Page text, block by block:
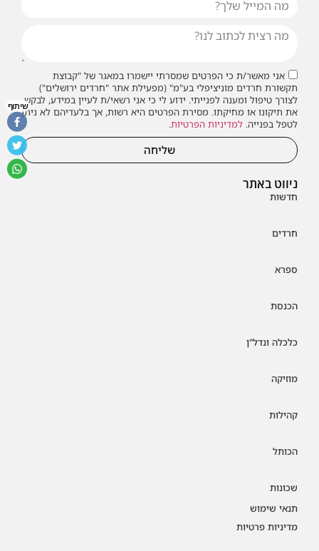
ניווט באתר
חדשות
חרדים
ספרא
הכנסת
כלכלה ונדל"ן
מוזיקה
קהילות
הכותל
שכונות
תנאי שימוש
מדיניות פרטיות
אני מאשר/ת כי הפרטים שמסרתי יישמרו במאגר של "קבוצת
תקשורת חרדים מוניציפלי בע"מ" (מפעילת אתר "חרדים ירושלים")
לצורך טיפול ומענה לפנייתי. ידוע לי כי אני רשאי/ת לעיין במידע, לבקש
את תיקונו או מחיקתו. מסירת הפרטים היא רשות, אך בלעדיהם לא ניתן
לטפל בפנייה. למדיניות הפרטיות.
שליחה
שיתוף